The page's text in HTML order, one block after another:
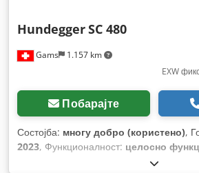
Gams 1.157 km
HundeggerSC 480
EXW
Побарајте
Состојба: многу добро (користено),
2023, Функционалност: целосно